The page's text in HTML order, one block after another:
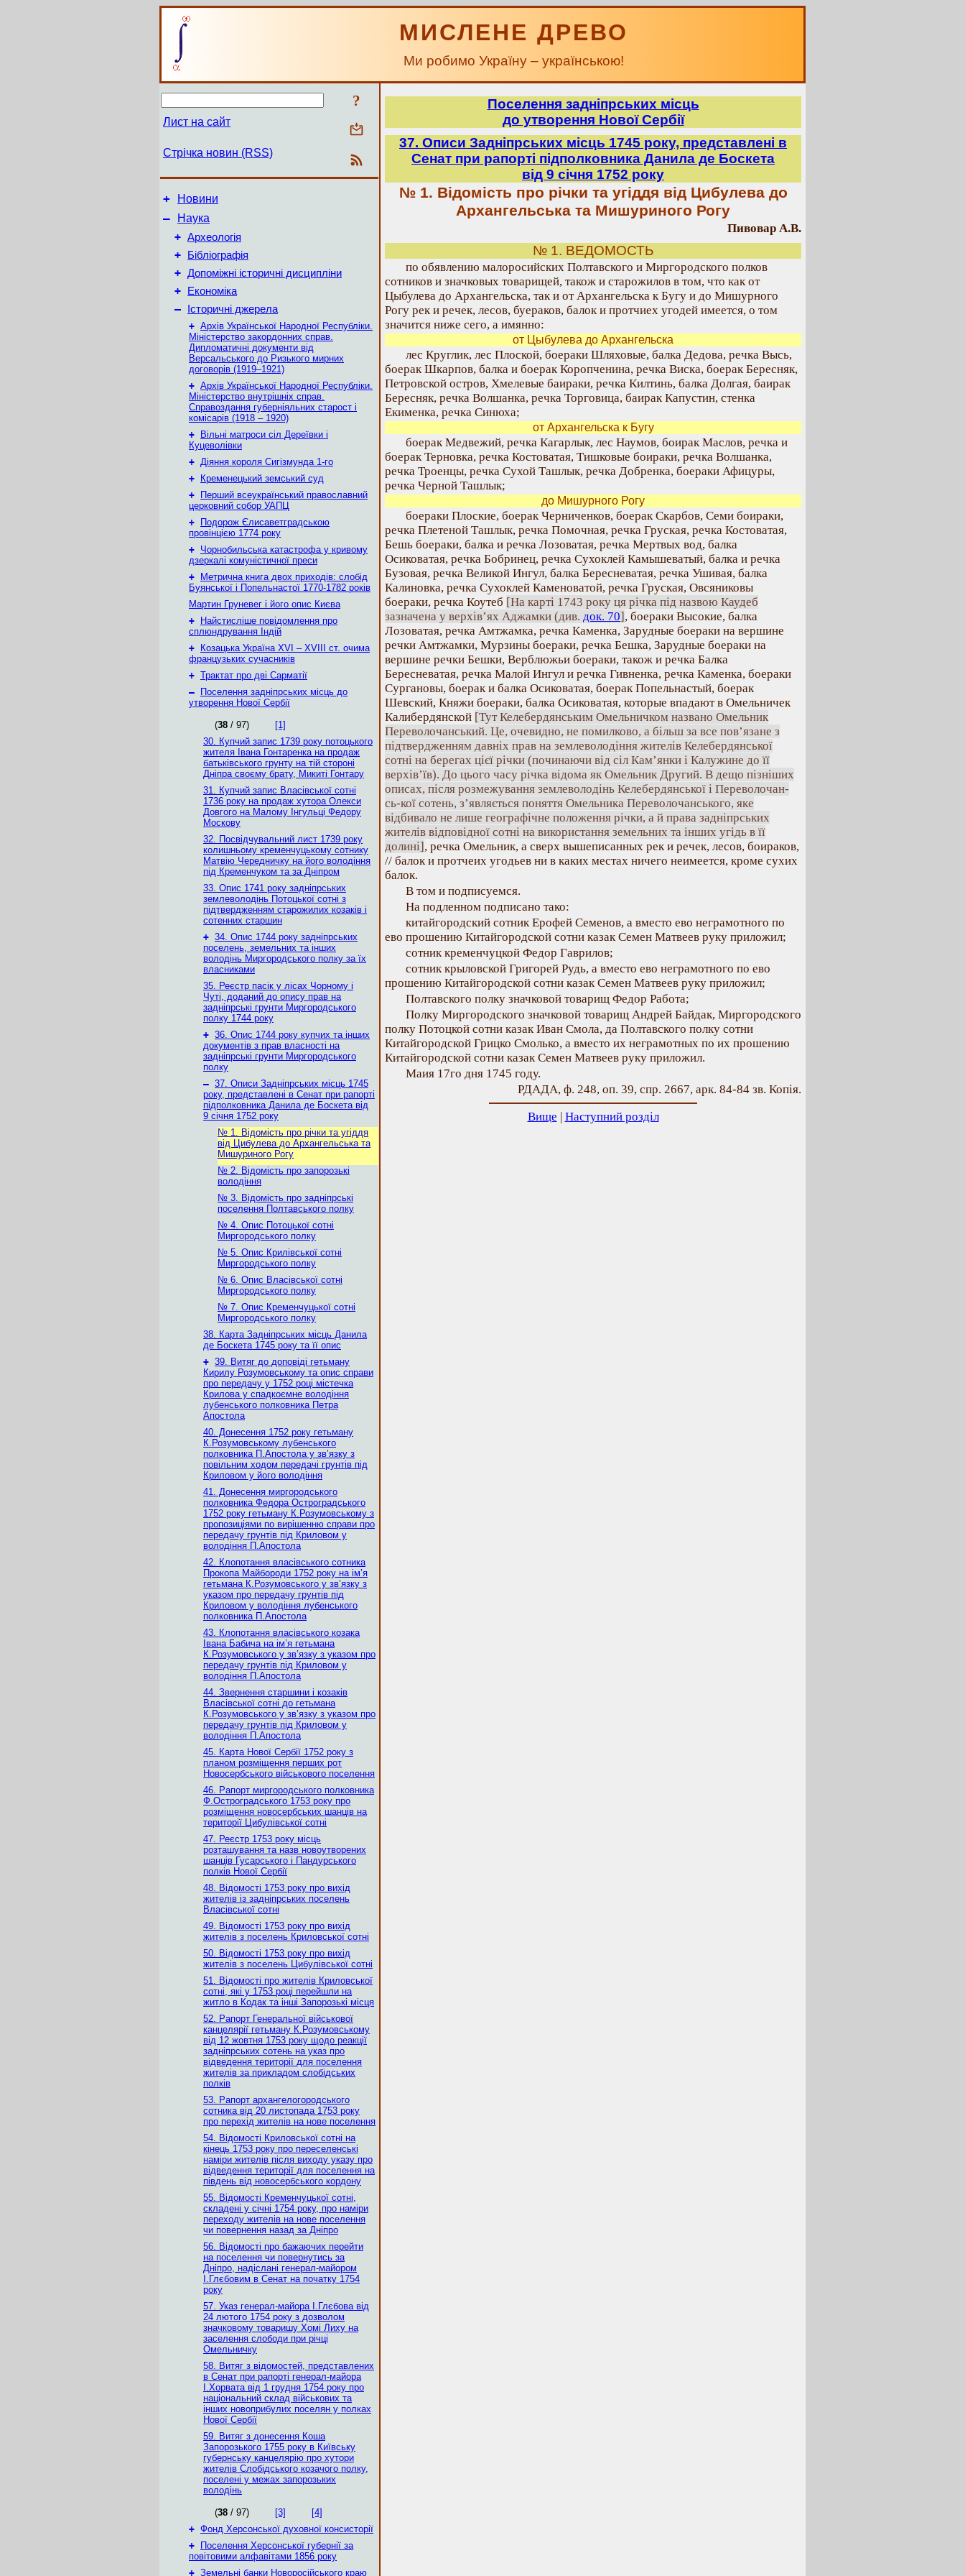
МИСЛЕНЕ ДРЕВО
Ми робимо Україну – українською!
?
Лист на сайт
Стрічка новин (RSS)
+ Новини
–
Наука
+ Археологія
+ Бібліографія
+ Допоміжні історичні дисципліни
+ Економіка
– Історичні джерела
+ Архів Української Народної Республіки.
Міністерство закордонних справ.
Дипломатичні документи від
Версальського до Ризького мирних
договорів (1919–1921)
+ Архів Української Народної Республіки.
Міністерство внутрішніх справ.
Справоздання губерніяльних старост і
комісарів (1918 – 1920)
+
Вільні матроси сіл Дереївки і
Куцеволівки
+ Діяння короля Сигізмунда 1-го
+
Кременецький земський суд
+
Перший всеукраїнський православний
церковний собор УАПЦ
+
Подорож Єлисаветградською
провінцією 1774 року
+ Чорнобильська катастрофа у кривому
дзеркалі комуністичної преси
+
Метрична книга двох приходів: слобід
Буянської і Попельнастої 1770-1782 років
Мартин Груневег і його опис Києва
+
Найстисліше повідомлення про
сплюндрування Індій
+
Козацька Україна ХVІ – ХVІІІ ст. очима
французьких сучасників
+ Трактат про дві Сарматії
–
Поселення задніпрських місць до
утворення Нової Сербії
(38 / 97)
[1]
30. Купчий запис 1739 року потоцького
жителя Івана Гонтаренка на продаж
батьківського грунту на тій стороні
Дніпра своєму брату, Микиті Гонтару
31. Купчий запис Власівської сотні
1736 року на продаж хутора Олекси
Довгого на Малому Інгульці Федору
Москову
32. Посвідчувальний лист 1739 року
колишньому кременчуцькому сотнику
Матвію Чередничку на його володіння
під Кременчуком та за Дніпром
33. Опис 1741 року задніпрських
землеволодінь Потоцької сотні з
підтвердженням старожилих козаків і
сотенних старшин
+ 34. Опис 1744 року задніпрських
поселень, земельних та інших
володінь Миргородського полку за їх
власниками
35. Реєстр пасік у лісах Чорному і
Чуті, доданий до опису прав на
задніпрські грунти Миргородського
полку 1744 року
+ 36. Опис 1744 року купчих та інших
документів з прав власності на
задніпрські грунти Миргородського
полку
– 37. Описи Задніпрських місць 1745
року, представлені в Сенат при рапорті
підполковника Данила де Боскета від
9 січня 1752 року
№ 1. Відомість про річки та угіддя
від Цибулева до Архангельська та
Мишуриного Рогу
№ 2. Відомість про запорозькі
володіння
№ 3. Відомість про задніпрські
поселення Полтавського полку
№ 4. Опис Потоцької сотні
Миргородського полку
№ 5. Опис Крилівської сотні
Миргородського полку
№ 6. Опис Власівської сотні
Миргородського полку
№ 7. Опис Кременчуцької сотні
Миргородського полку
38. Карта Задніпрських місць Данила
де Боскета 1745 року та її опис
+ 39. Витяг до доповіді гетьману
Кирилу Розумовському та опис справи
про передачу у 1752 році містечка
Крилова у спадкоємне володіння
лубенського полковника Петра
Апостола
40. Донесення 1752 року гетьману
К.Розумовському лубенського
полковника П.Апостола у зв’язку з
повільним ходом передачі грунтів під
Криловом у його володіння
41. Донесення миргородського
полковника Федора Остроградського
1752 року гетьману К.Розумовському з
пропозиціями по вирішенню справи про
передачу грунтів під Криловом у
володіння П.Апостола
42. Клопотання власівського сотника
Прокопа Майбороди 1752 року на ім’я
гетьмана К.Розумовського у зв’язку з
указом про передачу грунтів під
Криловом у володіння лубенського
полковника П.Апостола
43. Клопотання власівського козака
Івана Бабича на ім’я гетьмана
К.Розумовського у зв’язку з указом про
передачу грунтів під Криловом у
володіння П.Апостола
44. Звернення старшини і козаків
Власівської сотні до гетьмана
К.Розумовського у зв’язку з указом про
передачу грунтів під Криловом у
володіння П.Апостола
45. Карта Нової Сербії 1752 року з
планом розміщення перших рот
Новосербського військового поселення
46. Рапорт миргородського полковника
Ф.Остроградського 1753 року про
розміщення новосербських шанців на
території Цибулівської сотні
47. Реєстр 1753 року місць
розташування та назв новоутворених
шанців Гусарського і Пандурського
полків Нової Сербії
48. Відомості 1753 року про вихід
жителів із задніпрських поселень
Власівської сотні
49. Відомості 1753 року про вихід
жителів з поселень Криловської сотні
50. Відомості 1753 року про вихід
жителів з поселень Цибулівської сотні
51. Відомості про жителів Криловської
сотні, які у 1753 році перейшли на
житло в Кодак та інші Запорозькі місця
52. Рапорт Генеральної військової
канцелярії гетьману К.Розумовському
від 12 жовтня 1753 року щодо реакції
задніпрських сотень на указ про
відведення території для поселення
жителів за прикладом слобідських
полків
53. Рапорт архангелогородського
сотника від 20 листопада 1753 року
про перехід жителів на нове поселення
54. Відомості Криловської сотні на
кінець 1753 року про переселенські
наміри жителів після виходу указу про
відведення території для поселення на
південь від новосербського кордону
55. Відомості Кременчуцької сотні,
складені у січні 1754 року, про наміри
переходу жителів на нове поселення
чи повернення назад за Дніпро
56. Відомості про бажаючих перейти
на поселення чи повернутись за
Дніпро, надіслані генерал-майором
І.Глєбовим в Сенат на початку 1754
року
57. Указ генерал-майора І.Глєбова від
24 лютого 1754 року з дозволом
значковому товаришу Хомі Лиху на
заселення слободи при річці
Омельничку
58. Витяг з відомостей, представлених
в Сенат при рапорті генерал-майора
І.Хорвата від 1 грудня 1754 року про
національний склад військових та
інших новоприбулих поселян у полках
Нової Сербії
59. Витяг з донесення Коша
Запорозького 1755 року в Київську
губернську канцелярiю про хутори
жителів Слобідського козачого полку,
поселені у межах запорозьких
володінь
(38 / 97) [3]
[4]
+ Фонд Херсонської духовної консисторії
+
Поселення Херсонської губернії за
повітовими алфавітами 1856 року
+ Земельні банки Новоросійського краю
Поселення задніпрських місць
до утворення Нової Сербії
37. Описи Задніпрських місць 1745 року, представлені в
Сенат при рапорті підполковника Данила де Боскета
від 9 січня 1752 року
№ 1. Відомість про річки та угіддя від Цибулева до
Архангельська та Мишуриного Рогу
Пивовар А.В.
№ 1. ВЕДОМОСТЬ
по обявлению малоросийских Полтавского и Миргородского полков
сотников и значковых товарищей, також и старожилов в том, что как от
Цыбулева до Архангельска, так и от Архангельска к Бугу и до Мишурного
Рогу рек и речек, лесов, буераков, балок и протчиех угодей имеется, о том
значится ниже сего, а имянно:
от Цыбулева до Архангельска
лес Круглик, лес Плоской, боераки Шляховые, балка Дедова, речка Высь,
боерак Шкарпов, балка и боерак Коропченина, речка Виска, боерак Бересняк,
Петровской остров, Хмелевые баираки, речка Килтинь, балка Долгая, баирак
Бересняк, речка Волшанка, речка Торговица, баирак Капустин, стенка
Екименка, речка Синюха;
от Архангельска к Бугу
боерак Медвежий, речка Кагарлык, лес Наумов, боирак Маслов, речка и
боерак Терновка, речка Костоватая, Тишковые боираки, речка Волшанка,
речка Троенцы, речка Сухой Ташлык, речка Добренка, боераки Афицуры,
речка Черной Ташлык;
до Мишурного Рогу
боераки Плоские, боерак Черниченков, боерак Скарбов, Семи боираки,
речка Плетеной Ташлык, речка Помочная, речка Груская, речка Костоватая,
Бешь боераки, балка и речка Лозоватая, речка Мертвых вод, балка
Осиковатая, речка Бобринец, речка Сухоклей Камышеватый, балка и речка
Бузовая, речка Великой Ингул, балка Бересневатая, речка Ушивая, балка
Калиновка, речка Сухоклей Каменоватой, речка Груская, Овсяниковы
боераки, речка Коутеб [На карті 1743 року ця річка під назвою Каудеб
зазначена у верхів’ях Аджамки (див. док. 70], боераки Высокие, балка
Лозоватая, речка Амтжамка, речка Каменка, Зарудные боераки на вершине
речки Амтжамки, Мурзины боераки, речка Бешка, Зарудные боераки на
вершине речки Бешки, Верблюжьи боераки, також и речка Балка
Бересневатая, речка Малой Ингул и речка Гивненка, речка Каменка, боераки
Сургановы, боерак и балка Осиковатая, боерак Попельнастый, боерак
Шевский, Княжи боераки, балка Осиковатая, которые впадают в Омельничек
Калибердянской [Тут Келебердянським Омельничком названо Омельник
Переволочанський. Це, очевидно, не помилково, а більш за все пов’язане з
підтвердженням давніх прав на землеволодіння жителів Келебердянської
сотні на берегах цієї річки (починаючи від сіл Кам’янки і Калужине до її
верхів’їв). До цього часу річка відома як Омельник Другий. В дещо пізніших
описах, після розмежування землеволодінь Келебердянської і Переволочан-
сь-кої сотень, з’являється поняття Омельника Переволочанського, яке
відбивало не лише географічне положення річки, а й права задніпрських
жителів відповідної сотні на використання земельних та інших угідь в її
долині], речка Омельник, а сверх вышеписанных рек и речек, лесов, боираков,
// балок и протчеих угодьев ни в каких местах ничего неимеется, кроме сухих
балок.
В том и подписуемся.
На подленном подписано тако:
китайгородский сотник Ерофей Семенов, а вместо ево неграмотного по
ево прошению Китайгородской сотни казак Семен Матвеев руку приложил;
сотник кременчуцкой Федор Гаврилов;
сотник крыловской Григорей Рудь, а вместо ево неграмотного по ево
прошению Китайгородской сотни казак Семен Матвеев руку приложил;
Полтавского полку значковой товарищ Федор Работа;
Полку Миргородского значковой товарищ Андрей Байдак, Миргородского
полку Потоцкой сотни казак Иван Смола, да Полтавского полку сотни
Китайгородской Грицко Смолько, а вместо их неграмотных по их прошению
Китайгородской сотни казак Семен Матвеев руку приложил.
Маия 17го дня 1745 году.
РДАДА, ф. 248, оп. 39, спр. 2667, арк. 84-84 зв. Копія.
Вище | Наступний розділ